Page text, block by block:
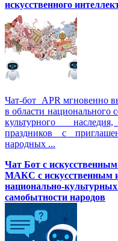
искусственного
Чат-бот APR мгновенно
в области национального
культурного
праздников с
народных ...
Чат Бот с
МАКС с искусственным
национально-
самобытности народов